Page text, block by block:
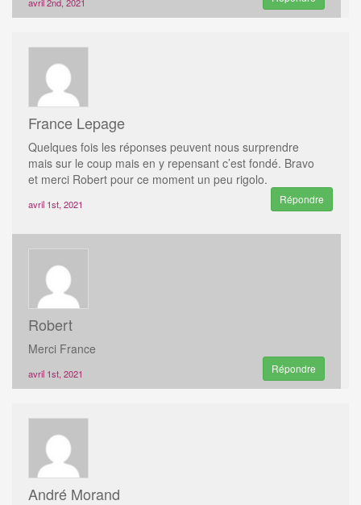
France Lepage
Quelques fois les réponses peuvent nous surprendre
mais sur le coup mais en y repensant c’est fondé. Bravo
et merci Robert pour ce moment un peu rigolo.
avril 1st, 2021 Répondre
Robert
Merci France
avril 1st, 2021 Répondre
André Morand